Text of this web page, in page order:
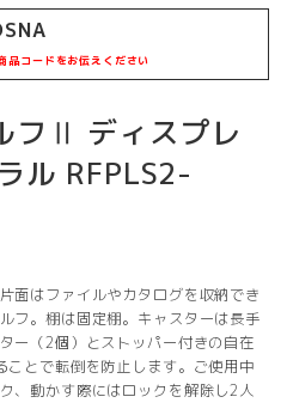
品コードをお伝えください
フⅡ ディスプレ
ル RFPLS2-
面はファイルやカタログを収納でき
フ。棚は固定棚。キャスターは長手
ー（2個）とストッパー付きの自在
とで転倒を防止します。ご使用中
、動かす際にはロックを解除し2人